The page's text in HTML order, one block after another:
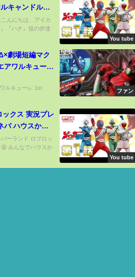
キャンドル作
んにちは、アイカ
『ハナ』役の伊達
You tube
劇場短編マク
アワルキューレ
う!!!!!!!」 映画
ルキューレ 1st
ファン
実況プレ
バ ハウスから
ーランド ロブロッ
みんなでハウスか
You tube